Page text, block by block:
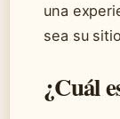
una
sea su
¿Cuál